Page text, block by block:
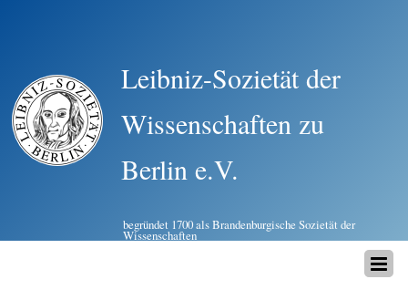
Leibniz-Sozietät der
Wissenschaften zu
Berlin e.V.
begründet 1700 als Brandenburgische Sozietät der
Wissenschaften